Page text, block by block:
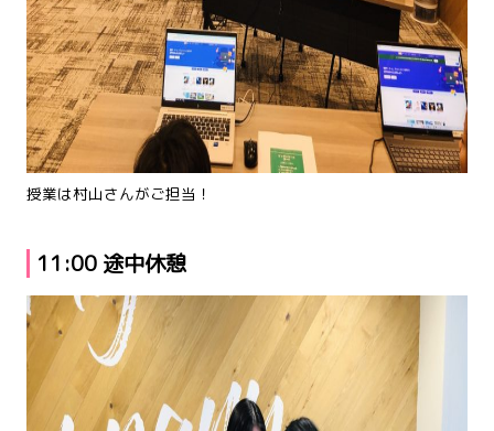
授業は村山さんがご担当！
11:00 途中休憩